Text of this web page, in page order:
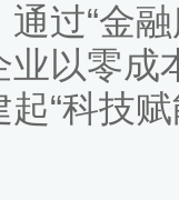
过“金
以零成
“科技